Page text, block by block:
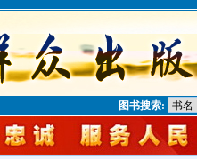
图书搜索: